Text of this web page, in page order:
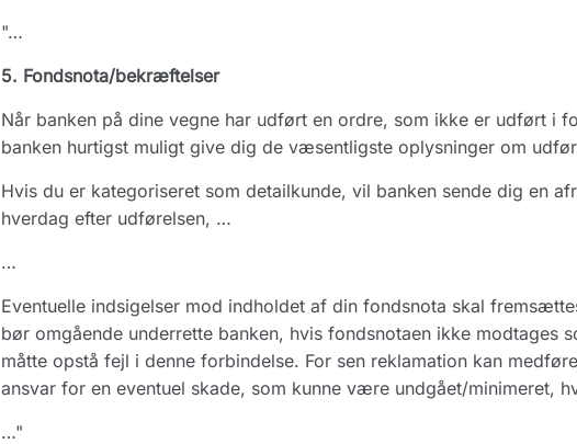
"…
5. Fondsnota/bekræftelser
Når banken på dine vegne har udført en ordre, som ikke er udført i
banken hurtigst muligt give dig de væsentligste oplysninger om
Hvis du er kategoriseret som detailkunde, vil banken sende dig en
hverdag efter udførelsen, …
…
Eventuelle indsigelser mod indholdet af din fondsnota skal
bør omgående underrette banken, hvis fondsnotaen ikke modtages
måtte opstå fejl i denne forbindelse. For sen reklamation kan
ansvar for en eventuel skade, som kunne være undgået/minimeret,
…"